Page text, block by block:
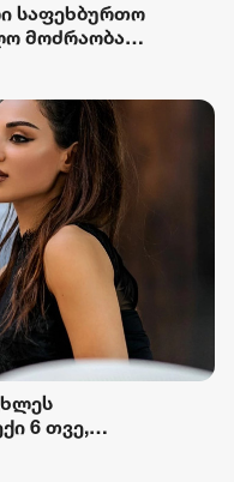
საფეხბურთო
მოძრაობა
6 თვე,
მოძრაობა“